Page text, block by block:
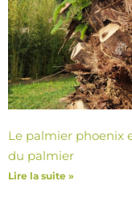
Le palmier phoenix
du palmier
Lire la suite »